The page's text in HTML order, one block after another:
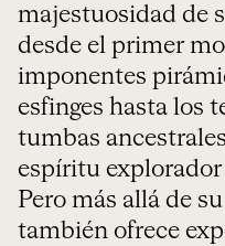
majestuosidad de
desde el primer
imponentes
esfinges hasta los
tumbas
espíritu
Pero más allá de
también ofrece